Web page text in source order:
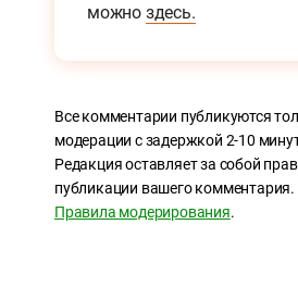
можно здесь.
Все комментарии публикуются
модерации с задержкой 2-10
Редакция оставляет за собой
публикации вашего комментария.
Правила модерирования.